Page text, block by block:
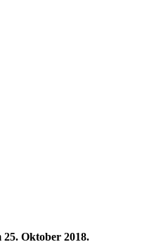
25. Oktober 2018.